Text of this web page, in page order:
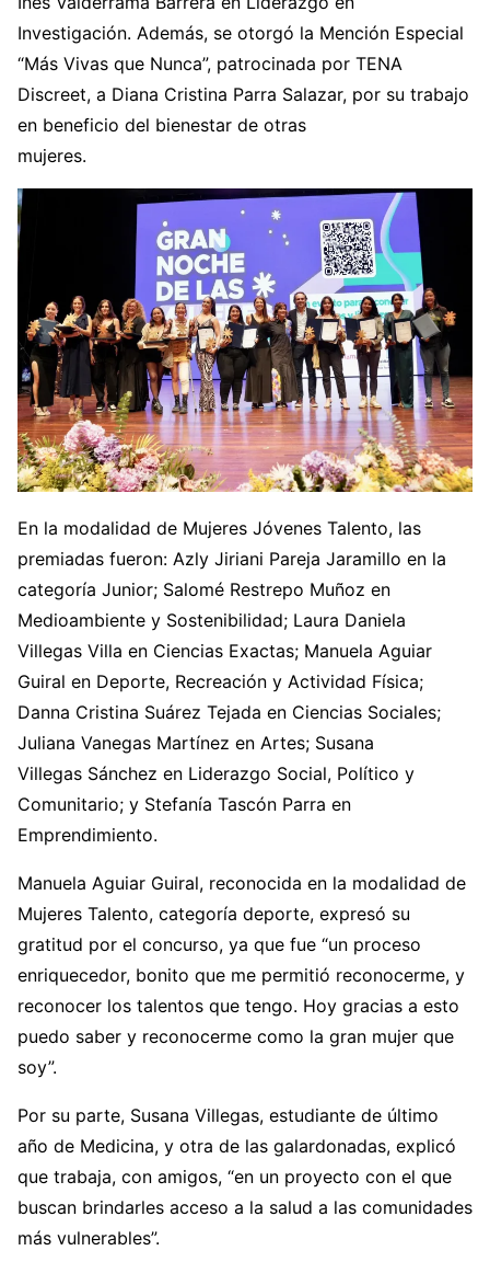
Investigación. Además, se otorgó la Mención Especial
“Más Vivas que Nunca”, patrocinada por TENA
Discreet, a Diana Cristina Parra Salazar, por su trabajo
en beneficio del bienestar de otras
mujeres.
En la modalidad de Mujeres Jóvenes Talento, las
premiadas fueron: Azly Jiriani Pareja Jaramillo en la
categoría Junior; Salomé Restrepo Muñoz en
Medioambiente y Sostenibilidad; Laura Daniela
Villegas Villa en Ciencias Exactas; Manuela Aguiar
Guiral en Deporte, Recreación y Actividad Física;
Danna Cristina Suárez Tejada en Ciencias Sociales;
Juliana Vanegas Martínez en Artes; Susana
Villegas Sánchez en Liderazgo Social, Político y
Comunitario; y Stefanía Tascón Parra en
Emprendimiento.
Manuela Aguiar Guiral, reconocida en la modalidad de
Mujeres Talento, categoría deporte, expresó su
gratitud por el concurso, ya que fue “un proceso
enriquecedor, bonito que me permitió reconocerme, y
reconocer los talentos que tengo. Hoy gracias a esto
puedo saber y reconocerme como la gran mujer que
soy”.
Por su parte, Susana Villegas, estudiante de último
año de Medicina, y otra de las galardonadas, explicó
que trabaja, con amigos, “en un proyecto con el que
buscan brindarles acceso a la salud a las comunidades
más vulnerables”.